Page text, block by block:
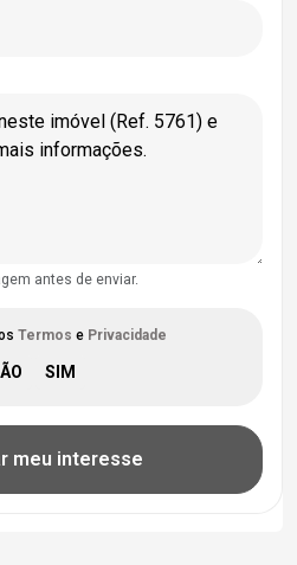
antes de enviar.
Termos e Privacidade
meu interesse